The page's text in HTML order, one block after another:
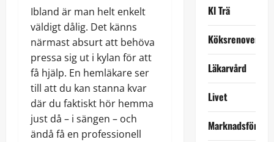
Ibland är man helt enkelt
väldigt dålig. Det känns
närmast absurt att behöva
pressa sig ut i kylan för att
få hjälp. En hemläkare ser
till att du kan stanna kvar
där du faktiskt hör hemma
just då – i sängen – och
ändå få en professionell
Kl Trä
Köksrenovering
Läkarvård
Livet
Marknadsföring